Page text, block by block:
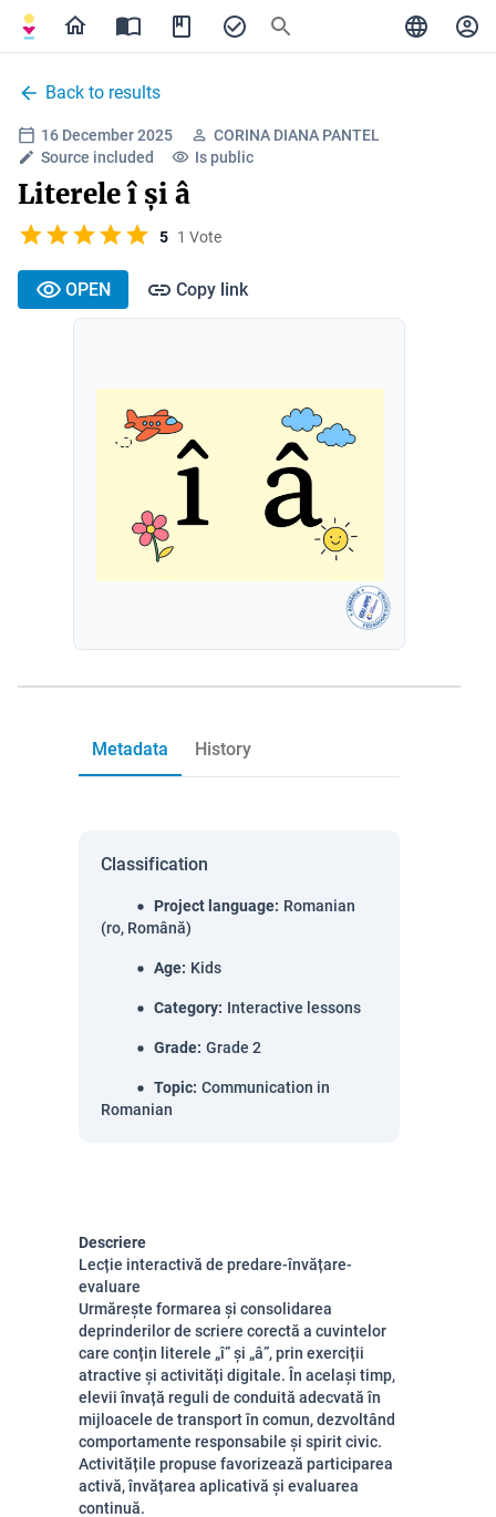
Back to results
16 December 2025
CORINA DIANA PANTEL
Source included
Is public
Literele î și â
5 1 Vote
OPEN Copy link
Metadata History
Classification
Project language: Romanian
(ro, Română)
Age: Kids
Category: Interactive lessons
Grade: Grade 2
Topic: Communication in
Romanian
Descriere
Lecție interactivă de predare-învățare-
evaluare
Urmărește formarea și consolidarea
deprinderilor de scriere corectă a cuvintelor
care conțin literele „î” și „â”, prin exerciții
atractive și activități digitale. În același timp,
elevii învață reguli de conduită adecvată în
mijloacele de transport în comun, dezvoltând
comportamente responsabile și spirit civic.
Activitățile propuse favorizează participarea
activă, învățarea aplicativă și evaluarea
continuă.